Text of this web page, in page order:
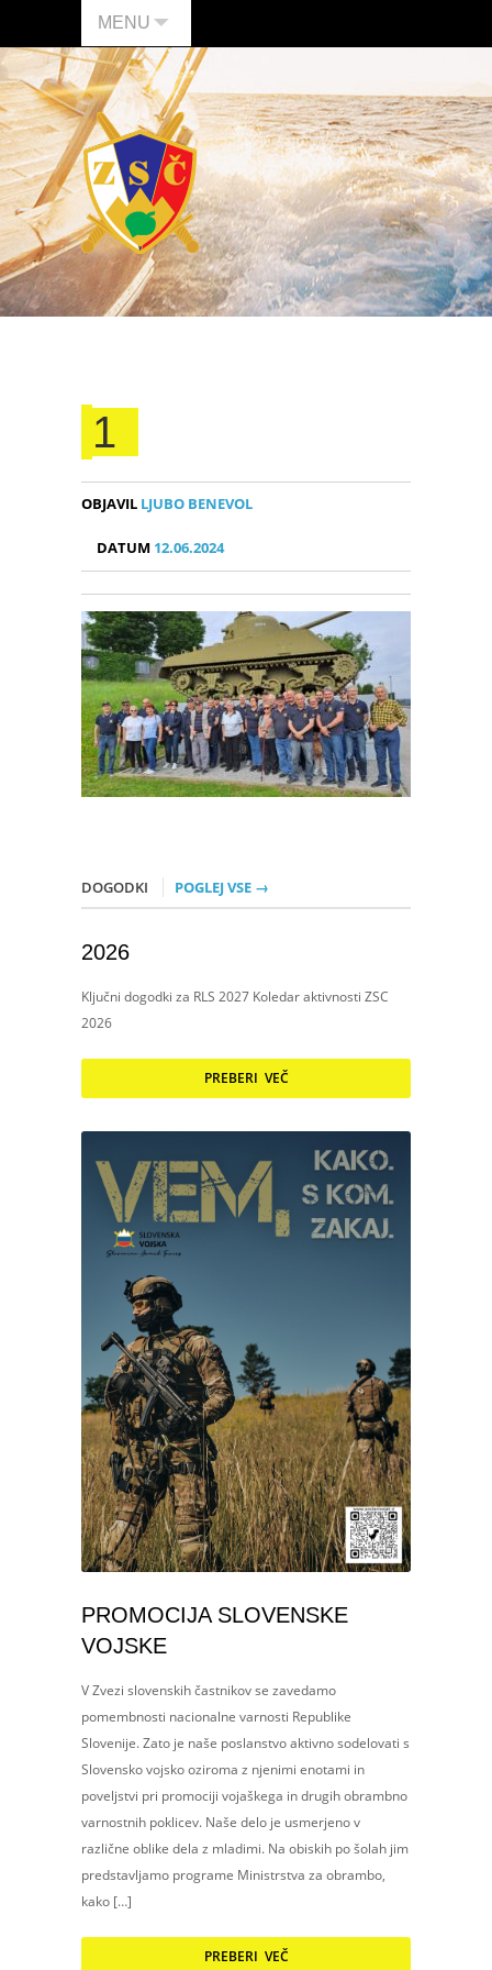
MENU
1
OBJAVIL LJUBO BENEVOL
DATUM 12.06.2024
DOGODKI POGLEJ VSE →
2026
Ključni dogodki za RLS 2027 Koledar aktivnosti ZSC
2026
PREBERI VEČ
PROMOCIJA SLOVENSKE
VOJSKE
V Zvezi slovenskih častnikov se zavedamo
pomembnosti nacionalne varnosti Republike
Slovenije. Zato je naše poslanstvo aktivno sodelovati s
Slovensko vojsko oziroma z njenimi enotami in
poveljstvi pri promociji vojaškega in drugih obrambno
varnostnih poklicev. Naše delo je usmerjeno v
različne oblike dela z mladimi. Na obiskih po šolah jim
predstavljamo programe Ministrstva za obrambo,
kako […]
PREBERI VEČ